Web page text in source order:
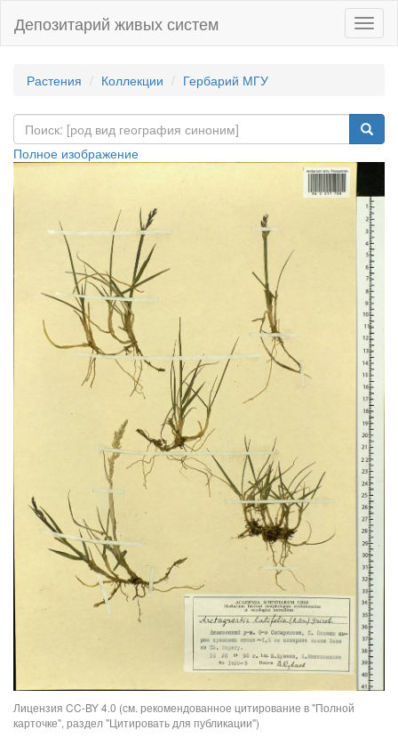
Депозитарий живых систем
Растения Коллекции Гербарий МГУ
Полное изображение
Лицензия CC-BY 4.0 (см. рекомендованное цитирование в "Полной
карточке", раздел "Цитировать для публикации")